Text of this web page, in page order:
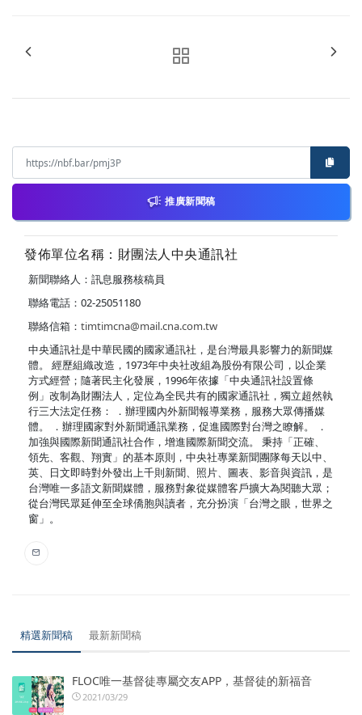
推廣新聞稿
發佈單位名稱：財團法人中央通訊社
新聞聯絡人：訊息服務核稿員
聯絡電話：02-25051180
聯絡信箱： timtimcna@mail.cna.com.tw
中央通訊社是中華民國的國家通訊社，是台灣最具影響力的新聞媒
體。 經歷組織改造，1973年中央社改組為股份有限公司，以企業
方式經營；隨著民主化發展，1996年依據「中央通訊社設置條
例」改制為財團法人，定位為全民共有的國家通訊社，獨立超然執
行三大法定任務： ．辦理國內外新聞報導業務，服務大眾傳播媒
體。 ．辦理國家對外新聞通訊業務，促進國際對台灣之瞭解。 ．
加強與國際新聞通訊社合作，增進國際新聞交流。 秉持「正確、
領先、客觀、翔實」的基本原則，中央社專業新聞團隊每天以中、
英、日文即時對外發出上千則新聞、照片、圖表、影音與資訊，是
台灣唯一多語文新聞媒體，服務對象從媒體客戶擴大為閱聽大眾；
從台灣民眾延伸至全球僑胞與讀者，充分扮演「台灣之眼，世界之
窗」。
精選新聞稿 最新新聞稿
FLOC唯一基督徒專屬交友APP，基督徒的新福音
2021/03/29